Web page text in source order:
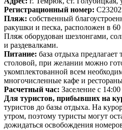
Регистрационный номер:
Пляж: собственный
ракушки и песка, расположен в
Пляж оборудован шезлонгами,
и раздевалками.
Питание: база отдыха предлагает
столовой, при желании можно
укомплектованной всем
многочисленные кафе и
Расчетный час: Заселение с
Для туристов, прибывших на
туристов до базы отдыха. На
утром, поэтому туристы могут
дожидаться освобождения